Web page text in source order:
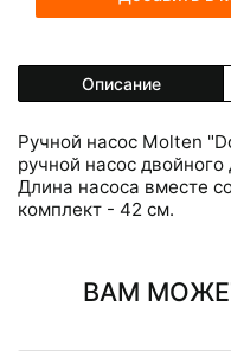
Описание
Ручной насос Molten
ручной насос
Длина насоса вместе
комплект - 42 см.
ВАМ